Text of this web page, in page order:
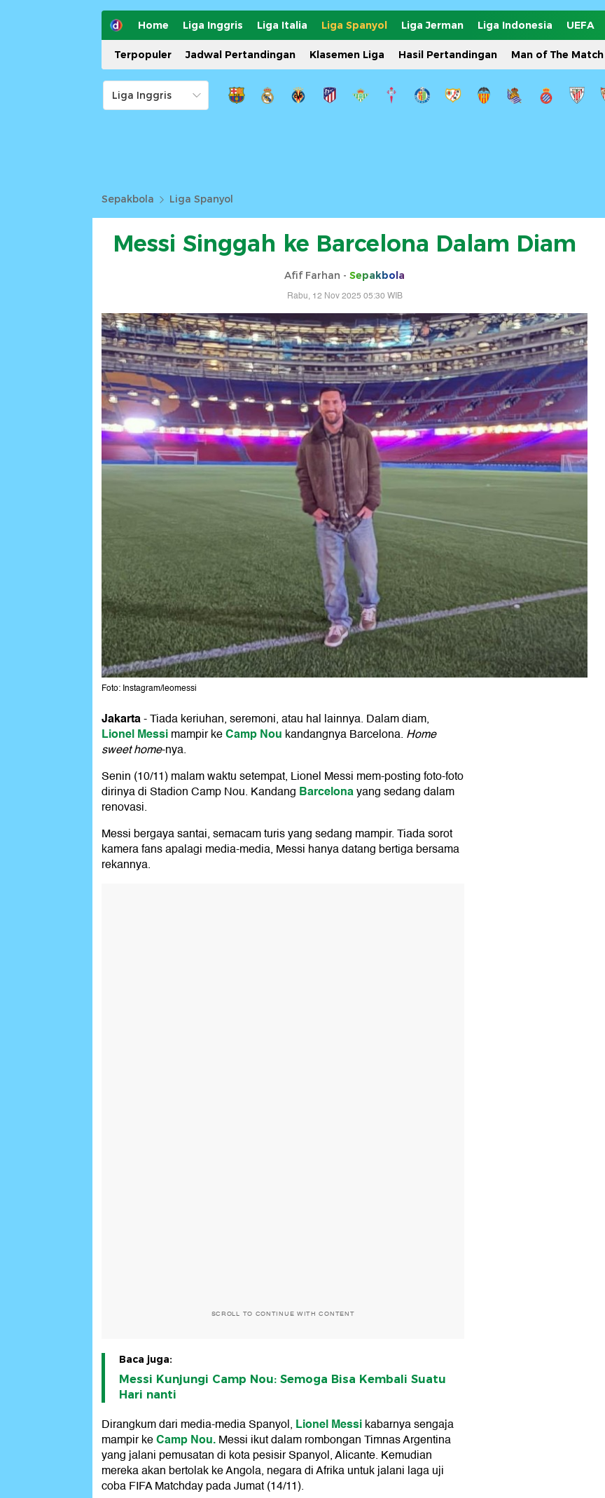
Home Liga Inggris Liga Italia Liga Spanyol Liga Jerman Liga Indonesia UEFA
Terpopuler Jadwal Pertandingan Klasemen Liga Hasil Pertandingan Man of The Match
Sepakbola Liga Spanyol
Messi Singgah ke Barcelona Dalam Diam
Afif Farhan - Sepakbola
Rabu, 12 Nov 2025 05:30 WIB
Foto: Instagram/leomessi
Jakarta-Tiada keriuhan, seremoni, atau hal lainnya. Dalam diam,
Lionel Messimampir keCamp Nou kandangnya Barcelona. Home
sweet home-nya.
Senin (10/11) malam waktu setempat, Lionel Messi mem-posting foto-foto
dirinya di Stadion Camp Nou. Kandang Barcelonayang sedang dalam
renovasi.
Messi bergaya santai, semacam turis yang sedang mampir. Tiada sorot
kamera fans apalagi media-media, Messi hanya datang bertiga bersama
rekannya.
SCROLL TO CONTINUE WITH CONTENT
Baca juga:
Messi Kunjungi Camp Nou: Semoga Bisa Kembali Suatu
Hari nanti
Dirangkum dari media-media Spanyol, Lionel Messikabarnya sengaja
mampir keCamp Nou.Messi ikut dalam rombongan Timnas Argentina
yang jalani pemusatan di kota pesisir Spanyol, Alicante. Kemudian
mereka akan bertolak ke Angola, negara di Afrika untuk jalani laga uji
coba FIFA Matchday pada Jumat (14/11).